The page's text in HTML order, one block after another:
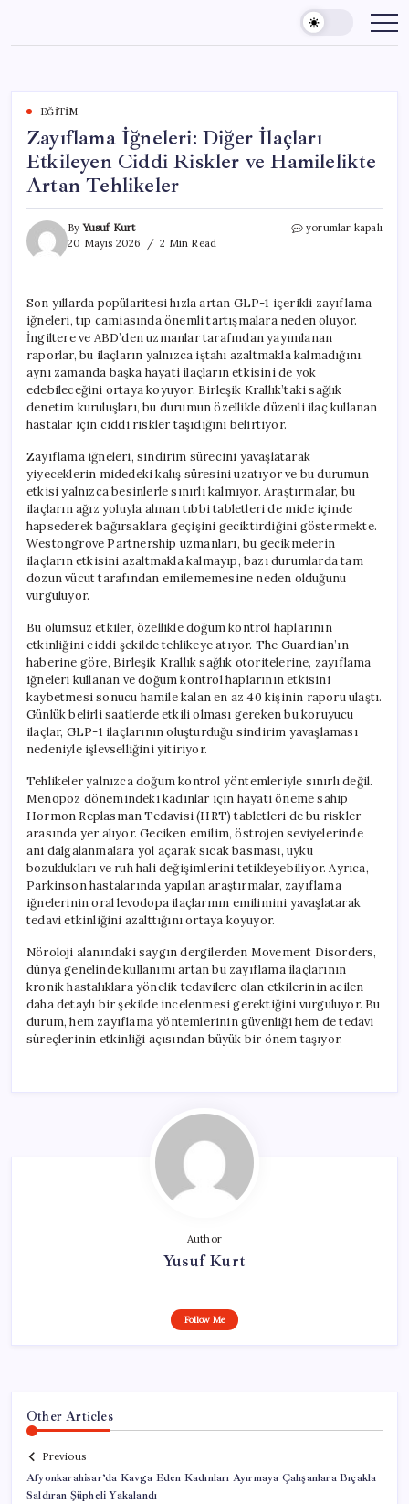
content
EĞITIM
Zayıflama İğneleri: Diğer İlaçları
Etkileyen Ciddi Riskler ve Hamilelikte
Artan Tehlikeler
ByYusuf Kurt
20 Mayıs 2026
2 Min Read
Zayıflama
Ciddi
Riskler
ve
Hamilelikte
Artan
Tehlikeler
için
yorumlar kapalı
Son yıllarda popülaritesi hızla artan GLP-1 içerikli zayıflama
iğneleri, tıp camiasında önemli tartışmalara neden oluyor.
İngiltere ve ABD’den uzmanlar tarafından yayımlanan
raporlar, bu ilaçların yalnızca iştahı azaltmakla kalmadığını,
aynı zamanda başka hayati ilaçların etkisini de yok
edebileceğini ortaya koyuyor. Birleşik Krallık’taki sağlık
denetim kuruluşları, bu durumun özellikle düzenli ilaç kullanan
hastalar için ciddi riskler taşıdığını belirtiyor.
Zayıflama iğneleri, sindirim sürecini yavaşlatarak
yiyeceklerin midedeki kalış süresini uzatıyor ve bu durumun
etkisi yalnızca besinlerle sınırlı kalmıyor. Araştırmalar, bu
ilaçların ağız yoluyla alınan tıbbi tabletleri de mide içinde
hapsederek bağırsaklara geçişini geciktirdiğini göstermekte.
Westongrove Partnership uzmanları, bu gecikmelerin
ilaçların etkisini azaltmakla kalmayıp, bazı durumlarda tam
dozun vücut tarafından emilememesine neden olduğunu
vurguluyor.
Bu olumsuz etkiler, özellikle doğum kontrol haplarının
etkinliğini ciddi şekilde tehlikeye atıyor. The Guardian’ın
haberine göre, Birleşik Krallık sağlık otoritelerine, zayıflama
iğneleri kullanan ve doğum kontrol haplarının etkisini
kaybetmesi sonucu hamile kalan en az 40 kişinin raporu ulaştı.
Günlük belirli saatlerde etkili olması gereken bu koruyucu
ilaçlar, GLP-1 ilaçlarının oluşturduğu sindirim yavaşlaması
nedeniyle işlevselliğini yitiriyor.
Tehlikeler yalnızca doğum kontrol yöntemleriyle sınırlı değil.
Menopoz dönemindeki kadınlar için hayati öneme sahip
Hormon Replasman Tedavisi (HRT) tabletleri de bu riskler
arasında yer alıyor. Geciken emilim, östrojen seviyelerinde
ani dalgalanmalara yol açarak sıcak basması, uyku
bozuklukları ve ruh hali değişimlerini tetikleyebiliyor. Ayrıca,
Parkinson hastalarında yapılan araştırmalar, zayıflama
iğnelerinin oral levodopa ilaçlarının emilimini yavaşlatarak
tedavi etkinliğini azalttığını ortaya koyuyor.
Nöroloji alanındaki saygın dergilerden Movement Disorders,
dünya genelinde kullanımı artan bu zayıflama ilaçlarının
kronik hastalıklara yönelik tedavilere olan etkilerinin acilen
daha detaylı bir şekilde incelenmesi gerektiğini vurguluyor. Bu
durum, hem zayıflama yöntemlerinin güvenliği hem de tedavi
süreçlerinin etkinliği açısından büyük bir önem taşıyor.
Author
Yusuf Kurt
Follow Me
Other Articles
Previous
Afyonkarahisar’da Kavga Eden Kadınları Ayırmaya Çalışanlara Bıçakla
Saldıran Şüpheli Yakalandı